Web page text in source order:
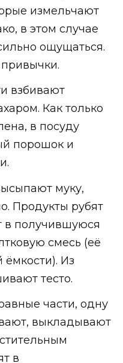
измельчают
в этом случае
ощущаться.
взбивают
Как только
в посуду
порошок и
муку,
Продукты рубят
получившуюся
смесь (её
ёмкости). Из
тесто.
части, одну
выкладывают
в